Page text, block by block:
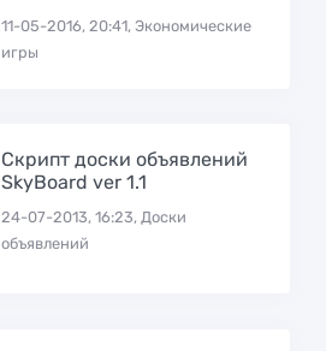
11-05-2016, 20:41, Экономические
игры
Скрипт доски объявлений
SkyBoard ver 1.1
24-07-2013, 16:23, Доски
объявлений